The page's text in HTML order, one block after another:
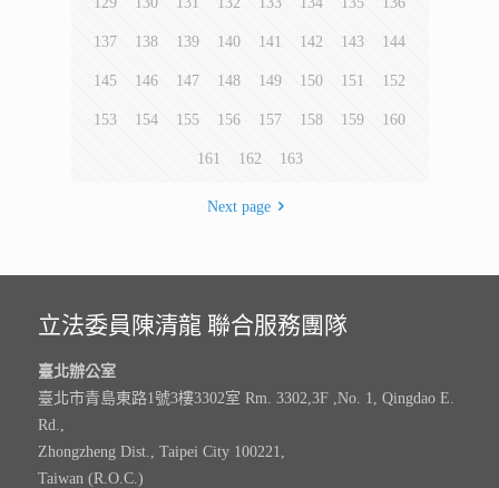
137 138 139 140 141 142 143 144
145 146 147 148 149 150 151 152
153 154 155 156 157 158 159 160
161 162 163
Next page
立法委員陳清龍 聯合服務團隊
臺北辦公室
臺北市青島東路1號3樓3302室 Rm. 3302,3F ,No. 1, Qingdao E.
Rd.,
Zhongzheng Dist., Taipei City 100221,
Taiwan (R.O.C.)